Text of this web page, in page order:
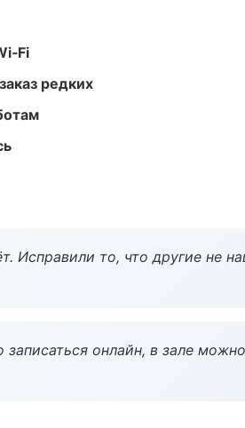
редких
Исправили то, что другие не
онлайн, в зале